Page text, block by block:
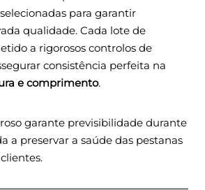
para garantir
qualidade. Cada lote de
a rigorosos controlos de
consistência perfeita na
e comprimento.
garante previsibilidade durante
a preservar a saúde das pestanas